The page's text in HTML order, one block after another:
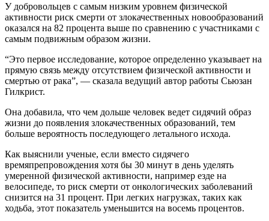
У добровольцев с самым низким уровнем физической
активности риск смерти от злокачественных новообразований
оказался на 82 процента выше по сравнению с участниками с
самым подвижным образом жизни.
“Это первое исследование, которое определенно указывает на
прямую связь между отсутствием физической активности и
смертью от рака”, — сказала ведущий автор работы Сьюзан
Гилкрист.
Она добавила, что чем дольше человек ведет сидячий образ
жизни до появления злокачественных образований, тем
больше вероятность последующего летального исхода.
Как выяснили ученые, если вместо сидячего
времяпрепровождения хотя бы 30 минут в день уделять
умеренной физической активности, например езде на
велосипеде, то риск смерти от онкологических заболеваний
снизится на 31 процент. При легких нагрузках, таких как
ходьба, этот показатель уменьшится на восемь процентов.